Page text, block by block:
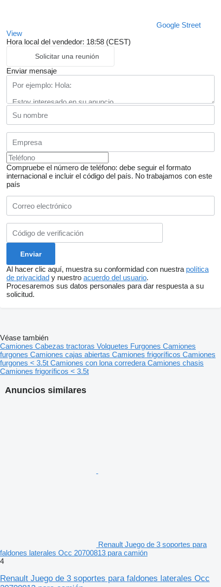
Google Street
View
Hora local del vendedor: 18:58 (CEST)
Solicitar una reunión
Enviar mensaje
Compruebe el número de teléfono: debe seguir el formato
internacional e incluir el código del país. No trabajamos con este
país
Al hacer clic aquí, muestra su conformidad con nuestra política
de privacidad y nuestro acuerdo del usuario.
Procesaremos sus datos personales para dar respuesta a su
solicitud.
Anuncios similares
Renault Juego de 3 soportes para
faldones laterales Occ 20700813 para camión
4
Renault Juego de 3 soportes para faldones laterales Occ
Véase también
Camiones Cabezas tractoras Volquetes Furgones Camiones
furgones Camiones cajas abiertas Camiones frigoríficos Camiones
furgones < 3.5t Camiones con lona corredera Camiones chasis
Camiones frigoríficos < 3.5t